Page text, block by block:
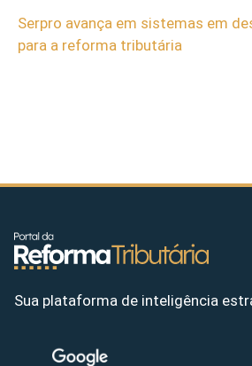
Serpro avança em sistemas em
para a reforma tributária
Sua plataforma de inteligência